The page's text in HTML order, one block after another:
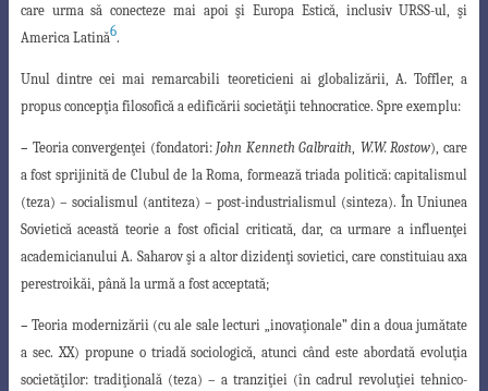
care urma să conecteze mai apoi şi Europa Estică, inclusiv URSS-ul, şi
America Latină6.
Unul dintre cei mai remarcabili teoreticieni ai globalizării, A. Toffler, a
propus concepţia filosofică a edificării societăţii tehnocratice. Spre exemplu:
– Teoria convergenţei (fondatori: John Kenneth Galbraith W.W. Rostow), care
a fost sprijinită de Clubul de la Roma, formează triada politică: capitalismul
(teza) – socialismul (antiteza) – post-industrialismul (sinteza). În Uniunea
Sovietică această teorie a fost oficial criticată, dar, ca urmare a influenţei
academicianului A. Saharov şi a altor dizidenţi sovietici, care constituiau axa
perestroikăi, până la urmă a fost acceptată;
– Teoria modernizării (cu ale sale lecturi „inovaţionale” din a doua jumătate
a sec. XX) propune o triadă sociologică, atunci când este abordată evoluţia
societăţilor: tradiţională (teza) – a tranziţiei (în cadrul revoluţiei tehnico-